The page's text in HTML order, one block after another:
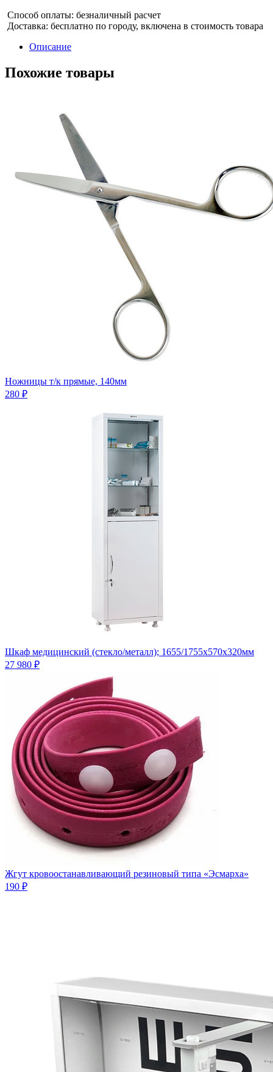
Способ оплаты: безналичный расчет
Доставка: бесплатно по городу, включена в стоимость товара
Описание
Похожие товары
Ножницы т/к прямые, 140мм
280 ₽
Шкаф медицинский (стекло/металл); 1655/1755x570x320мм
27 980 ₽
Жгут кровоостанавливающий резиновый типа «Эсмарха»
190 ₽